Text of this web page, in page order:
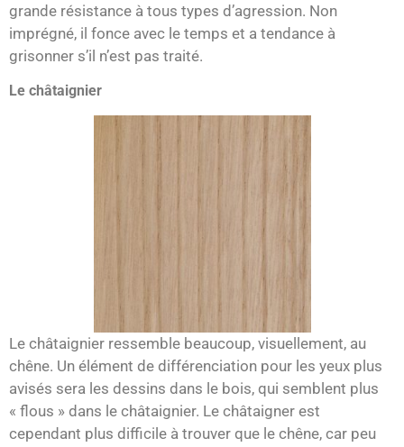
grande résistance à tous types d’agression. Non
imprégné, il fonce avec le temps et a tendance à
grisonner s’il n’est pas traité.
Le châtaignier
Le châtaignier ressemble beaucoup, visuellement, au
chêne. Un élément de différenciation pour les yeux plus
avisés sera les dessins dans le bois, qui semblent plus
« flous » dans le châtaignier. Le châtaigner est
cependant plus difficile à trouver que le chêne, car peu